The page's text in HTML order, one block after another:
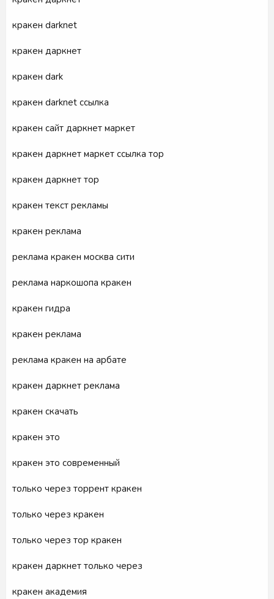
кракен darknet
кракен даркнет
кракен dark
кракен darknet ссылка
кракен сайт даркнет маркет
кракен даркнет маркет ссылка тор
кракен даркнет тор
кракен текст рекламы
кракен реклама
реклама кракен москва сити
реклама наркошопа кракен
кракен гидра
кракен реклама
реклама кракен на арбате
кракен даркнет реклама
кракен скачать
кракен это
кракен это современный
только через торрент кракен
только через кракен
только через тор кракен
кракен даркнет только через
кракен академия